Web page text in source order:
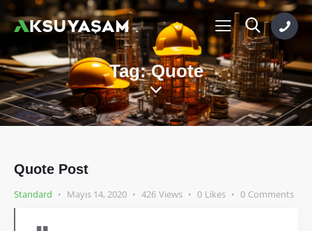
Tag: Quote
Quote Post
Standard Mayıs 14, 2020 426 Views 0 Likes 0 Comments